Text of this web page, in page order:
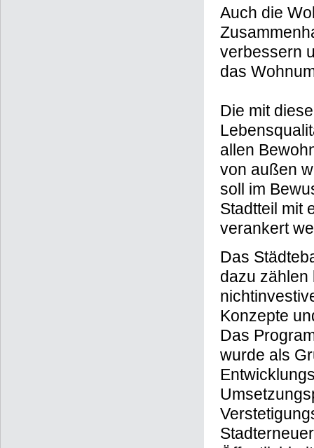
Auch die
verbessern
das
Die mit
allen
von außen
soll im
Stadtteil mit
verankert
Das
dazu zählen
Konzepte
Das
wurde als